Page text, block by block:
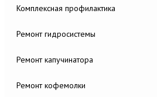
Комплексная профилактика
Ремонт гидросистемы
Ремонт капучинатора
Ремонт кофемолки